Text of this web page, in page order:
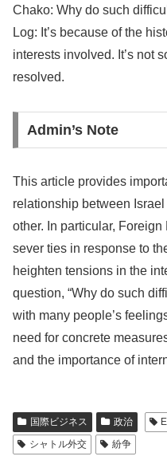
Chako: Why do such
Log: It’s because of the
interests involved. It’s not
resolved.
Admin’s Note
This article provides
relationship between
other. In particular,
sever ties in response to
heighten tensions in the
question, “Why do such
with many people’s
need for concrete
and the importance of
国際ビジネス 政治
シャトル外交
紛争